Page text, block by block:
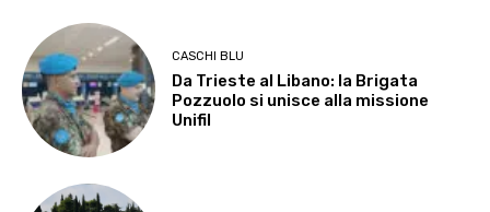
CASCHI BLU
Da Trieste al Libano: la Brigata
Pozzuolo si unisce alla missione
Unifil